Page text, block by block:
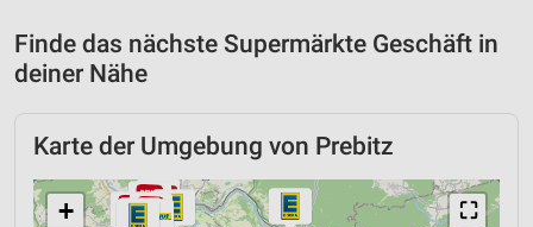
Finde das nächste Supermärkte Geschäft in
deiner Nähe
Karte der Umgebung von Prebitz
⛶
+